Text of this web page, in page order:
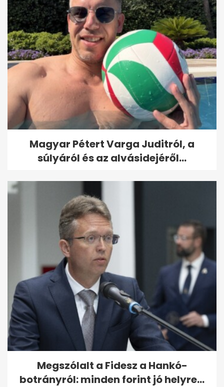
Magyar Pétert Varga Juditról, a
súlyáról és az alvásidejéről...
Megszólalt a Fidesz a Hankó-
botrányról: minden forint jó helyre...